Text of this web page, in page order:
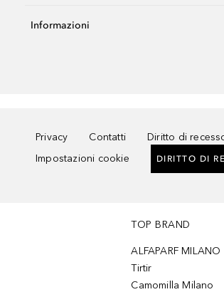
Informazioni
Privacy Contatti Diritto di
Impostazioni cookie
DIRITTO DI
TOP BRAND
ALFAPARF MILANO
Tirtir
Camomilla Milano